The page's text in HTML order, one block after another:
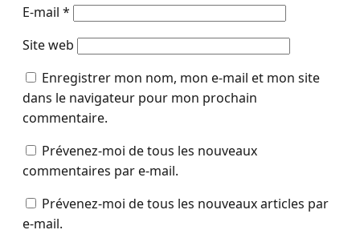
E-mail *
Site web
Enregistrer mon nom, mon e-mail et mon site
dans le navigateur pour mon prochain
commentaire.
Prévenez-moi de tous les nouveaux
commentaires par e-mail.
Prévenez-moi de tous les nouveaux articles par
e-mail.